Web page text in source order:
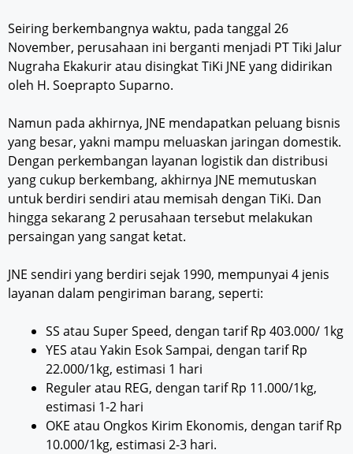
Seiring berkembangnya waktu, pada tanggal 26
November, perusahaan ini berganti menjadi PT Tiki Jalur
Nugraha Ekakurir atau disingkat TiKi JNE yang didirikan
oleh H. Soeprapto Suparno.
Namun pada akhirnya, JNE mendapatkan peluang bisnis
yang besar, yakni mampu meluaskan jaringan domestik.
Dengan perkembangan layanan logistik dan distribusi
yang cukup berkembang, akhirnya JNE memutuskan
untuk berdiri sendiri atau memisah dengan TiKi. Dan
hingga sekarang 2 perusahaan tersebut melakukan
persaingan yang sangat ketat.
JNE sendiri yang berdiri sejak 1990, mempunyai 4 jenis
layanan dalam pengiriman barang, seperti:
SS atau Super Speed, dengan tarif Rp 403.000/ 1kg
YES atau Yakin Esok Sampai, dengan tarif Rp
22.000/1kg, estimasi 1 hari
Reguler atau REG, dengan tarif Rp 11.000/1kg,
estimasi 1-2 hari
OKE atau Ongkos Kirim Ekonomis, dengan tarif Rp
10.000/1kg, estimasi 2-3 hari.